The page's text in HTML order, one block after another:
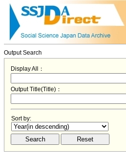
Output Search
Display All：
Output Title(Title)：
Sort by: